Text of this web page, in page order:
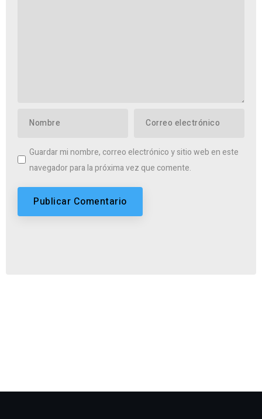
Guardar mi nombre, correo electrónico y sitio web en este
navegador para la próxima vez que comente.